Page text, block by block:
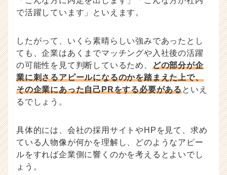
で活躍しています」といえます。
したがって、いくら素晴らしい強みであったとし
ても、企業はあくまでマッチングや入社後の活躍
の可能性を見て判断しているため、 どの部分が企
業に刺さるアピールになるのかを踏まえた上で、
その企業にあった自己PRをする必要があるといえ
るでしょう。
具体的には、会社の採用サイトやHPを見て、求め
ている人物像が何かを理解し、どのようなアピー
ルをすれば企業側に響くのかを考えるとよいでし
ょう。